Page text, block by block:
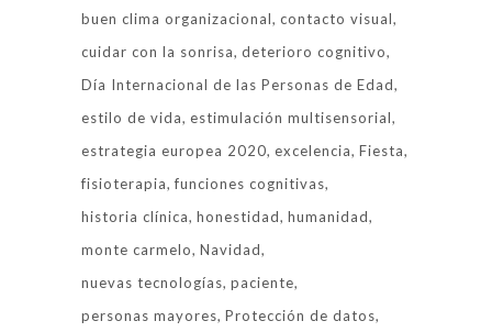
buen clima organizacional contacto visual
cuidar con la sonrisa deterioro cognitivo
Día Internacional de las Personas de Edad
estilo de vida estimulación multisensorial
estrategia europea 2020 excelencia Fiesta
fisioterapia funciones cognitivas
historia clínica honestidad humanidad
monte carmelo Navidad
nuevas tecnologías paciente
personas mayores Protección de datos